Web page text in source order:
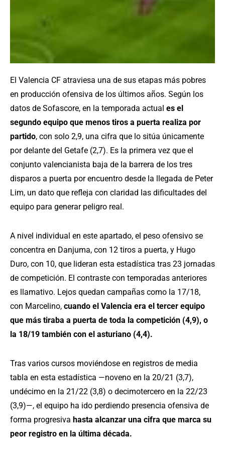
El Valencia CF atraviesa una de sus etapas más pobres
en producción ofensiva de los últimos años. Según los
datos de Sofascore, en la temporada actual es el
segundo equipo que menos tiros a puerta realiza por
partido, con solo 2,9, una cifra que lo sitúa únicamente
por delante del Getafe (2,7). Es la primera vez que el
conjunto valencianista baja de la barrera de los tres
disparos a puerta por encuentro desde la llegada de Peter
Lim, un dato que refleja con claridad las dificultades del
equipo para generar peligro real.
A nivel individual en este apartado, el peso ofensivo se
concentra en Danjuma, con 12 tiros a puerta, y Hugo
Duro, con 10, que lideran esta estadística tras 23 jornadas
de competición. El contraste con temporadas anteriores
es llamativo. Lejos quedan campañas como la 17/18,
con Marcelino, cuando el Valencia era el tercer equipo
que más tiraba a puerta de toda la competición (4,9), o
la 18/19 también con el asturiano (4,4).
Tras varios cursos moviéndose en registros de media
tabla en esta estadística —noveno en la 20/21 (3,7),
undécimo en la 21/22 (3,8) o decimotercero en la 22/23
(3,9)—, el equipo ha ido perdiendo presencia ofensiva de
forma progresiva hasta alcanzar una cifra que marca su
peor registro en la última década.